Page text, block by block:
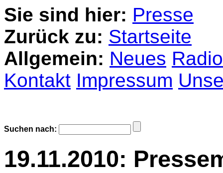
Sie sind hier: Presse
Zurück zu: Startseite
Allgemein: Neues
Kontakt Impressum
Suchen nach:
19.11.2010: